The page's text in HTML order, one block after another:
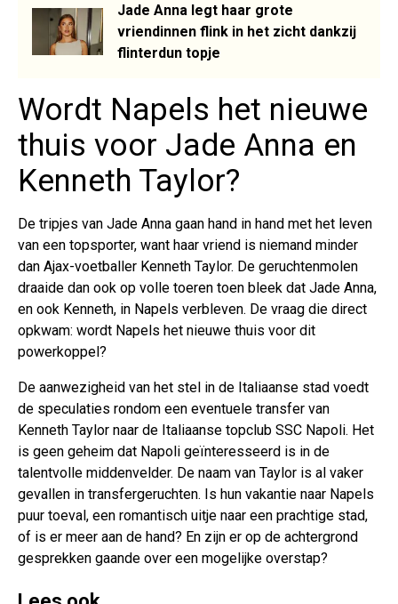
Jade Anna legt haar grote
vriendinnen flink in het zicht dankzij
flinterdun topje
Wordt Napels het nieuwe
thuis voor Jade Anna en
Kenneth Taylor?
De tripjes van Jade Anna gaan hand in hand met het leven
van een topsporter, want haar vriend is niemand minder
dan Ajax-voetballer Kenneth Taylor. De geruchtenmolen
draaide dan ook op volle toeren toen bleek dat Jade Anna,
en ook Kenneth, in Napels verbleven. De vraag die direct
opkwam: wordt Napels het nieuwe thuis voor dit
powerkoppel?
De aanwezigheid van het stel in de Italiaanse stad voedt
de speculaties rondom een eventuele transfer van
Kenneth Taylor naar de Italiaanse topclub SSC Napoli. Het
is geen geheim dat Napoli geïnteresseerd is in de
talentvolle middenvelder. De naam van Taylor is al vaker
gevallen in transfergeruchten. Is hun vakantie naar Napels
puur toeval, een romantisch uitje naar een prachtige stad,
of is er meer aan de hand? En zijn er op de achtergrond
gesprekken gaande over een mogelijke overstap?